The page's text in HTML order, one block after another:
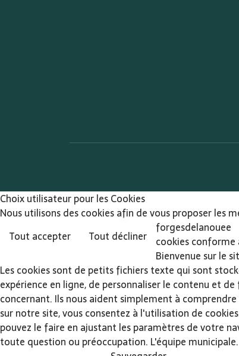
Choix utilisateur pour les Cookies
Nous utilisons des cookies afin de vous proposer les
Tout accepter
Tout décliner
forgesdelanouee
cookies conforme
Bienvenue sur le
Les cookies sont de petits fichiers texte qui sont
expérience en ligne, de personnaliser le contenu et
concernant. Ils nous aident simplement à
sur notre site, vous consentez à l'utilisation de
pouvez le faire en ajustant les paramètres de votre
toute question ou préoccupation. L'équipe municipale.